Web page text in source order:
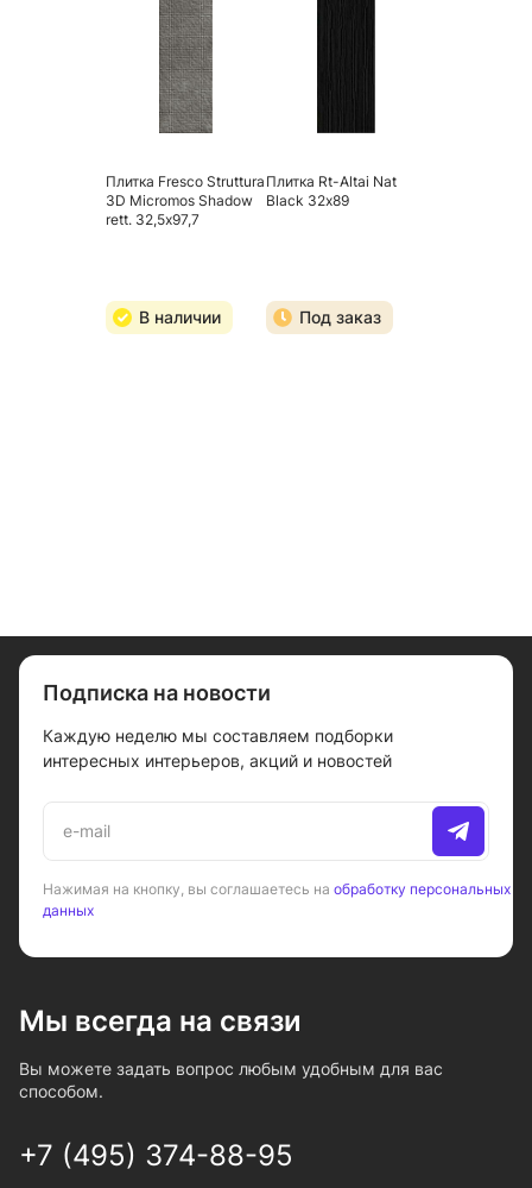
Плитка Fresco Struttura
3D Micromos Shadow
rett. 32,5х97,7
В наличии
Плитка Rt-Altai Nat
Black 32х89
Под заказ
Подписка на новости
Каждую неделю мы составляем подборки
интересных интерьеров, акций и новостей
Нажимая на кнопку, вы соглашаетесь на обработку персональных
данных
Мы всегда на связи
Вы можете задать вопрос любым удобным для вас
способом.
+7 (495) 374-88-95